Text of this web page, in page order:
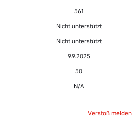
561
Nicht unterstützt
Nicht unterstützt
9.9.2025
50
N/A
Verstoß melden